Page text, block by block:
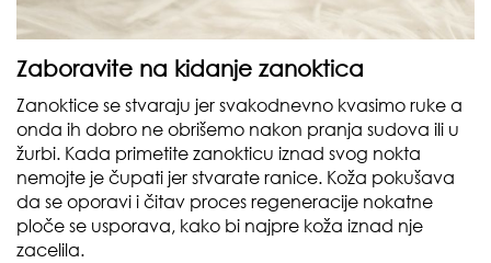
Zaboravite na kidanje zanoktica
Zanoktice se stvaraju jer svakodnevno kvasimo ruke a
onda ih dobro ne obrišemo nakon pranja sudova ili u
žurbi. Kada primetite zanokticu iznad svog nokta
nemojte je čupati jer stvarate ranice. Koža pokušava
da se oporavi i čitav proces regeneracije nokatne
ploče se usporava, kako bi najpre koža iznad nje
zacelila.